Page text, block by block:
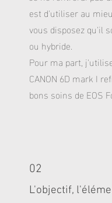
est d'utiliser au
vous disposez qu'il
ou hybride.
Pour ma part,
CANON 6D mark I
bons soins de EOS
02
L'objectif,